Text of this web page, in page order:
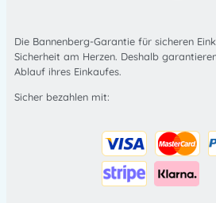
Die Bannenberg-Garantie für sicheren
Sicherheit am Herzen. Deshalb
Ablauf ihres Einkaufes.
Sicher bezahlen mit: